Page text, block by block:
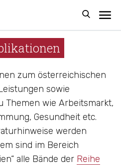
zum österreichischen
sowie
Themen wie Arbeitsmarkt,
Gesundheit etc.
werden
sind im Bereich
alle Bände der Reihe